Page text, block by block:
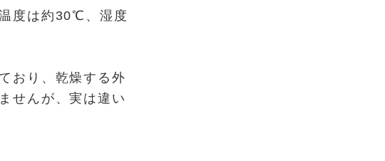
度は約30℃、湿度
おり、乾燥する外
せんが、実は違い